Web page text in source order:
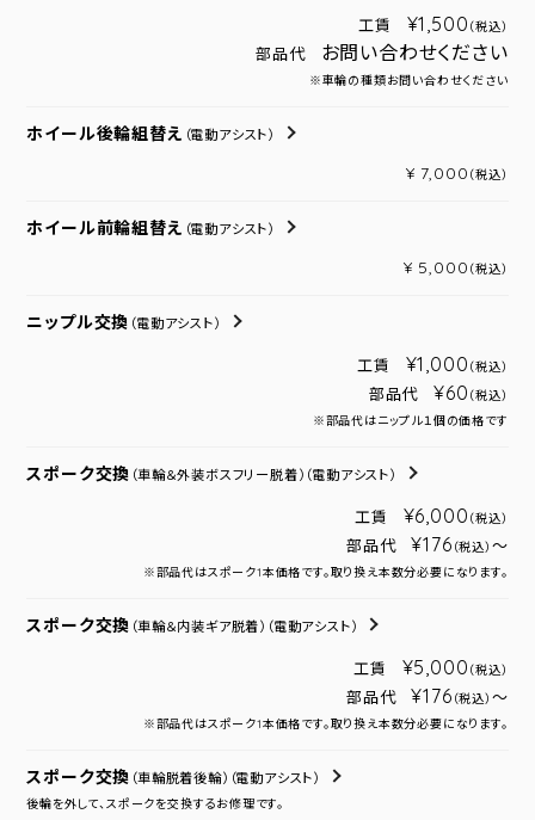
工賃 ¥1,500 （税込）
部品代 お問い合わせください
※車輪の種類お問い合わせください
ホイール後輪組替え （電動アシスト）
¥ 7,000 （税込）
ホイール前輪組替え （電動アシスト）
¥ 5,000 （税込）
ニップル交換 （電動アシスト）
工賃 ¥1,000 （税込）
部品代 ¥60 （税込）
※部品代はニップル１個の価格です
スポーク交換 （車輪＆外装ボスフリー脱着） （電動アシスト）
工賃 ¥6,000 （税込）
部品代 ¥176 （税込） ～
※部品代はスポーク1本価格です。取り換え本数分必要になります。
スポーク交換 （車輪＆内装ギア脱着） （電動アシスト）
工賃 ¥5,000 （税込）
部品代 ¥176 （税込） ～
※部品代はスポーク1本価格です。取り換え本数分必要になります。
スポーク交換 （車輪脱着後輪） （電動アシスト）
後輪を外して、スポークを交換するお修理です。